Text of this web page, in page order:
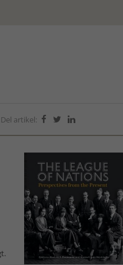
Del artikel:   